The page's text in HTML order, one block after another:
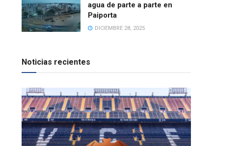
agua de parte a parte en
Paiporta
DICIEMBRE 28, 2025
Noticias recientes